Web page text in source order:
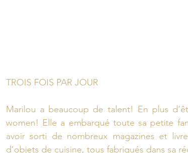
TROIS FOIS PAR JOUR
Marilou a beaucoup de talent! En plus
women! Elle a embarqué toute sa petite
avoir sorti de nombreux magazines et
d’objets de cuisine, tous fabriqués dans sa